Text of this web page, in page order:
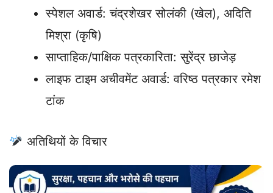
स्पेशल अवार्ड: चंद्रशेखर सोलंकी (खेल), अदिति
मिश्रा (कृषि)
साप्ताहिक/पाक्षिक पत्रकारिता: सुरेंद्र छाजेड़
लाइफ टाइम अचीवमेंट अवार्ड: वरिष्ठ पत्रकार रमेश
टांक
अतिथियों के विचार